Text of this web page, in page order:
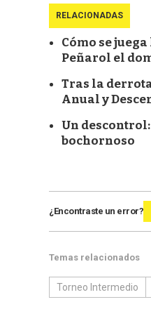
RELACIONADAS
Cómo se
Peñarol el
Tras la
Anual y
Un
bochornoso
¿Encontraste un error?
Temas relacionados
Torneo Intermedio